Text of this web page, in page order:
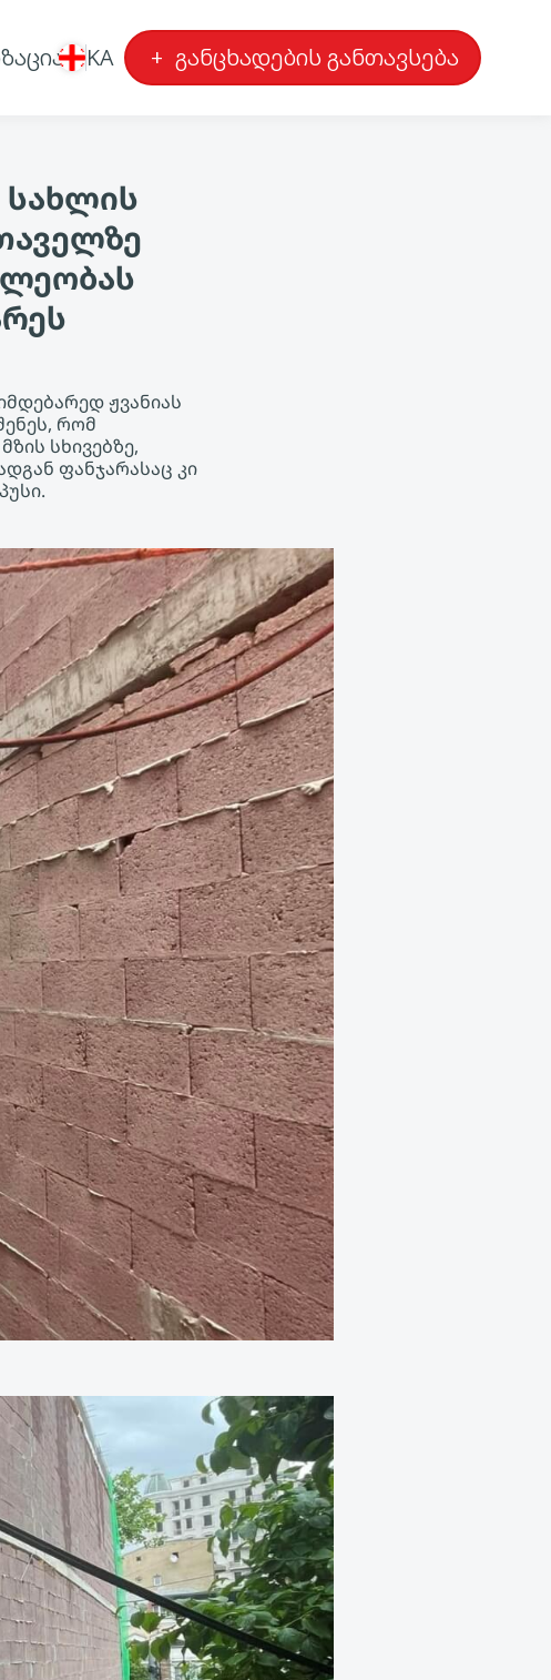
KA + განცხადების განთავსება
ჟვანიას
რომ
სხივებზე,
ფანჯარასაც კი